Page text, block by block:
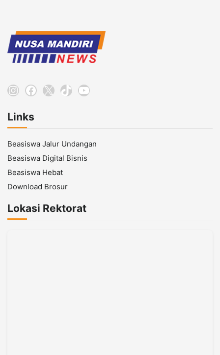
Instagram
Facebook
X TikTokYouTube
Links
Beasiswa Jalur Undangan
Beasiswa Digital Bisnis
Beasiswa Hebat
Download Brosur
Lokasi Rektorat